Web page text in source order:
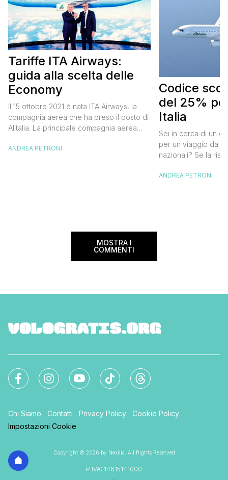
Tariffe ITA Airways:
guida alla scelta delle
Economy
Il 15 ottobre 2021 è nata ITA Airways, la
compagnia aerea che ha preso il posto di
Alitalia. La principale compagnia aerea
tariffe Alitalia e strizza l’occhio anche ai
ANDREA PETRONI
Codice
del 25%
Italia
Sei in cerca di un
per un viaggio da
nazionali? Se la
Alitalia per l’Italia.
ANDREA PETRONI
MOSTRA I
COMMENTI
Chi Siamo Contatti Privacy Policy
Cookie Policy
Impostazioni Cookie
Copyright © 2026 by Nexilia. All Rights Reserved
P.IVA: 14615141000